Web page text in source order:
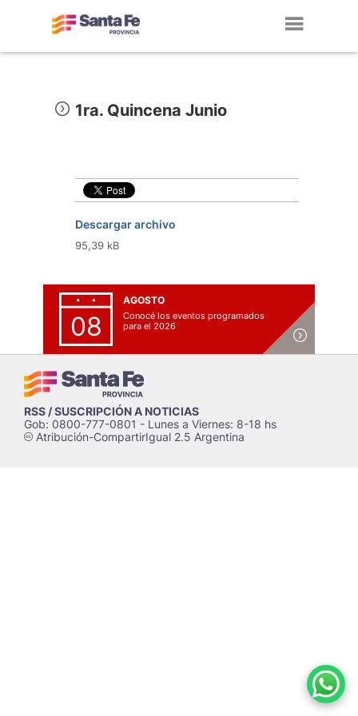
1ra. Quincena Junio
Descargar archivo
95,39 kB
08
AGOSTO
Conocé los eventos programados
para el 2026
RSS / SUSCRIPCIÓN A NOTICIAS
Gob: 0800-777-0801 - Lunes a Viernes: 8-18 hs
cAtribución-CompartirIgual 2.5 Argentina